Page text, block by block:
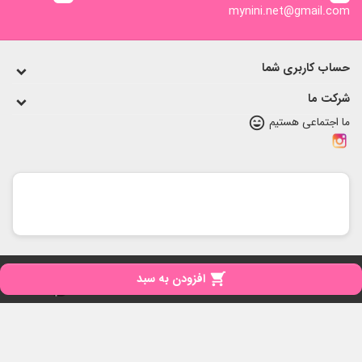
 افزودن به سبد
mynini.net@gmail.com
حساب کاربری شما
شرکت ما
ما اجتماعی هستیم sentiment_very_satisfied
تمامی حقوق برای مای نی نی محفوظ است